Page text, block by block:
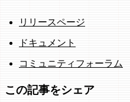
リリースページ
ドキュメント
コミュニティフォーラム
この記事をシェア